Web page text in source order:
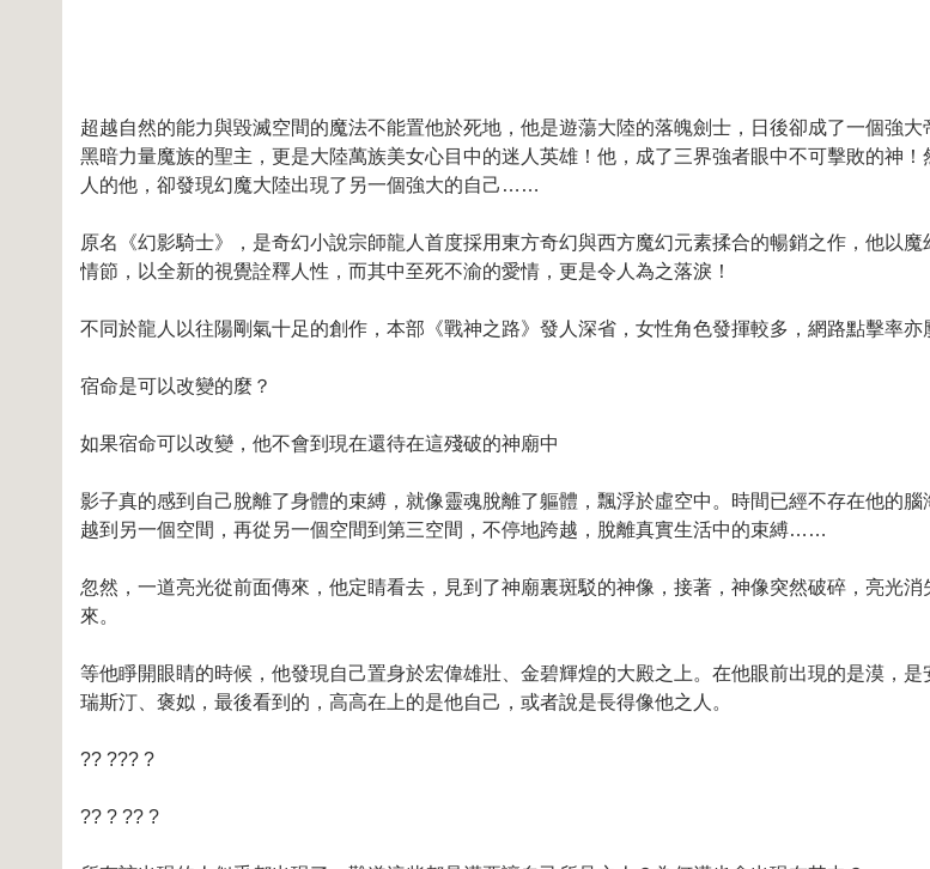
超越自然的能力與毀滅空間的魔法不能置他於死地，他是遊蕩大陸的落魄劍士，日後卻成了一個強大
黑暗力量魔族的聖主，更是大陸萬族美女心目中的迷人英雄！他，成了三界強者眼中不可擊敗的神
人的他，卻發現幻魔大陸出現了另一個強大的自己……
原名《幻影騎士》，是奇幻小說宗師龍人首度採用東方奇幻與西方魔幻元素揉合的暢銷之作，他以
情節，以全新的視覺詮釋人性，而其中至死不渝的愛情，更是令人為之落淚！
不同於龍人以往陽剛氣十足的創作，本部《戰神之路》發人深省，女性角色發揮較多，網路點擊率亦
宿命是可以改變的麼？
如果宿命可以改變，他不會到現在還待在這殘破的神廟中
影子真的感到自己脫離了身體的束縛，就像靈魂脫離了軀體，飄浮於虛空中。時間已經不存在他的
越到另一個空間，再從另一個空間到第三空間，不停地跨越，脫離真實生活中的束縛……
忽然，一道亮光從前面傳來，他定睛看去，見到了神廟裏斑駁的神像，接著，神像突然破碎，亮光
來。
等他睜開眼睛的時候，他發現自己置身於宏偉雄壯、金碧輝煌的大殿之上。在他眼前出現的是漠，
瑞斯汀、褒姒，最後看到的，高高在上的是他自己，或者說是長得像他之人。
?? ??? ?
?? ? ?? ?